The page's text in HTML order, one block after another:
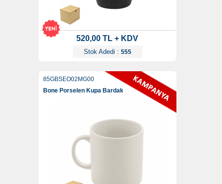
520,00 TL + KDV
Stok Adedi : 555
85GBSEO02MG00
Bone Porselen Kupa Bardak